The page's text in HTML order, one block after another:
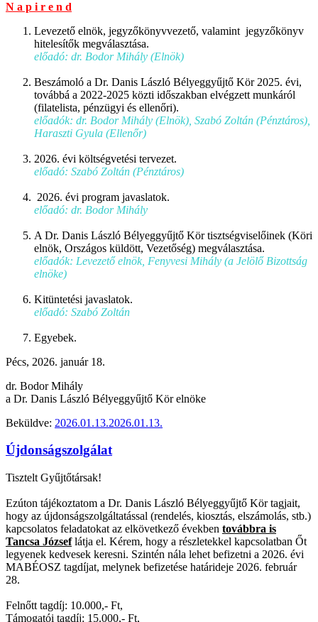
N a p i r e n d
Levezető elnök, jegyzőkönyvvezető, valamint jegyzőkönyv
hitelesítők megválasztása.
előadó: dr. Bodor Mihály (Elnök)
Beszámoló a Dr. Danis László Bélyeggyűjtő Kör 2025. évi,
továbbá a 2022-2025 közti időszakban elvégzett munkáról
(filatelista, pénzügyi és ellenőri).
előadók: dr. Bodor Mihály (Elnök), Szabó Zoltán (Pénztáros),
Haraszti Gyula (Ellenőr)
2026. évi költségvetési tervezet.
előadó: Szabó Zoltán (Pénztáros)
2026. évi program javaslatok.
előadó: dr. Bodor Mihály
A Dr. Danis László Bélyeggyűjtő Kör tisztségviselőinek (Köri
elnök, Országos küldött, Vezetőség) megválasztása.
előadók: Levezető elnök, Fenyvesi Mihály (a Jelölő Bizottság
elnöke)
Kitüntetési javaslatok.
előadó: Szabó Zoltán
Egyebek.
Pécs, 2026. január 18.
dr. Bodor Mihály
a Dr. Danis László Bélyeggyűjtő Kör elnöke
Beküldve: 2026.01.13.2026.01.13.
Újdonságszolgálat
Tisztelt Gyűjtőtársak!
Ezúton tájékoztatom a Dr. Danis László Bélyeggyűjtő Kör tagjait,
hogy az újdonságszolgáltatással (rendelés, kiosztás, elszámolás, stb.)
kapcsolatos feladatokat az elkövetkező években továbbra is
Tancsa Józseflátja el. Kérem, hogy a részletekkel kapcsolatban Őt
legyenek kedvesek keresni. Szintén nála lehet befizetni a 2026. évi
MABÉOSZ tagdíjat, melynek befizetése határideje 2026. február
28.
Felnőtt tagdíj: 10.000,- Ft,
Támogatói tagdíj: 15.000,- Ft,